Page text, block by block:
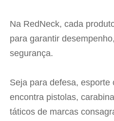
Na RedNeck, cada
para garantir
segurança.
Seja para defesa, esporte
encontra pistolas,
táticos de marcas